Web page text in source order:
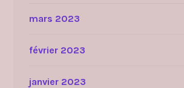
mars 2023
février 2023
janvier 2023